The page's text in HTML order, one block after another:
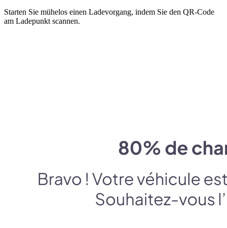
Starten Sie mühelos einen Ladevorgang, indem Sie den QR-Code
am Ladepunkt scannen.